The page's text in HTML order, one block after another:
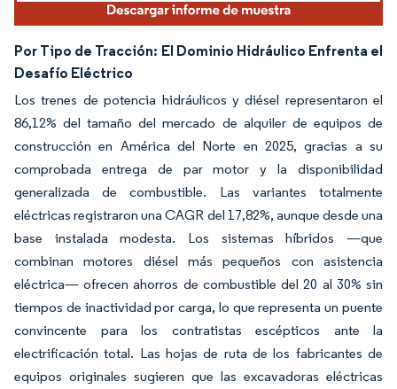
Por Tipo de Tracción: El Dominio Hidráulico Enfrenta el
Desafío Eléctrico
Los trenes de potencia hidráulicos y diésel representaron el
86,12% del tamaño del mercado de alquiler de equipos de
construcción en América del Norte en 2025, gracias a su
comprobada entrega de par motor y la disponibilidad
generalizada de combustible. Las variantes totalmente
eléctricas registraron una CAGR del 17,82%, aunque desde una
base instalada modesta. Los sistemas híbridos —que
combinan motores diésel más pequeños con asistencia
eléctrica— ofrecen ahorros de combustible del 20 al 30% sin
tiempos de inactividad por carga, lo que representa un puente
convincente para los contratistas escépticos ante la
electrificación total. Las hojas de ruta de los fabricantes de
equipos originales sugieren que las excavadoras eléctricas